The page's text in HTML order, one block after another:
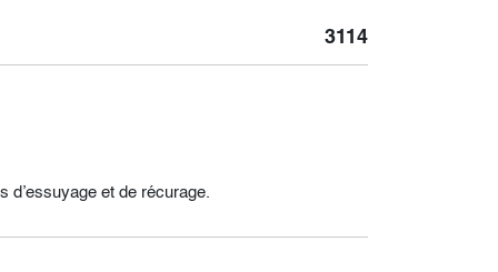
3114
d’essuyage et de récurage.